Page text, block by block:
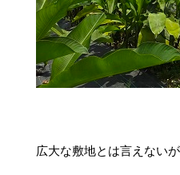
広大な敷地とは言えない